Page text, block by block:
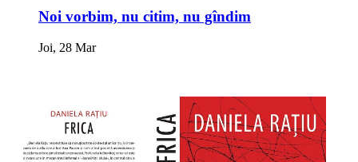
Noi vorbim, nu citim, nu gîndim
Joi, 28 Mar